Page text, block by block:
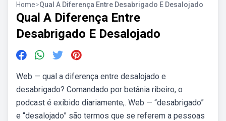
Home>Qual A Diferença Entre Desabrigado E Desalojado
Qual A Diferença Entre
Desabrigado E Desalojado
Web — qual a diferença entre desalojado e
desabrigado? Comandado por betânia ribeiro, o
podcast é exibido diariamente,. Web — “desabrigado”
e “desalojado” são termos que se referem a pessoas